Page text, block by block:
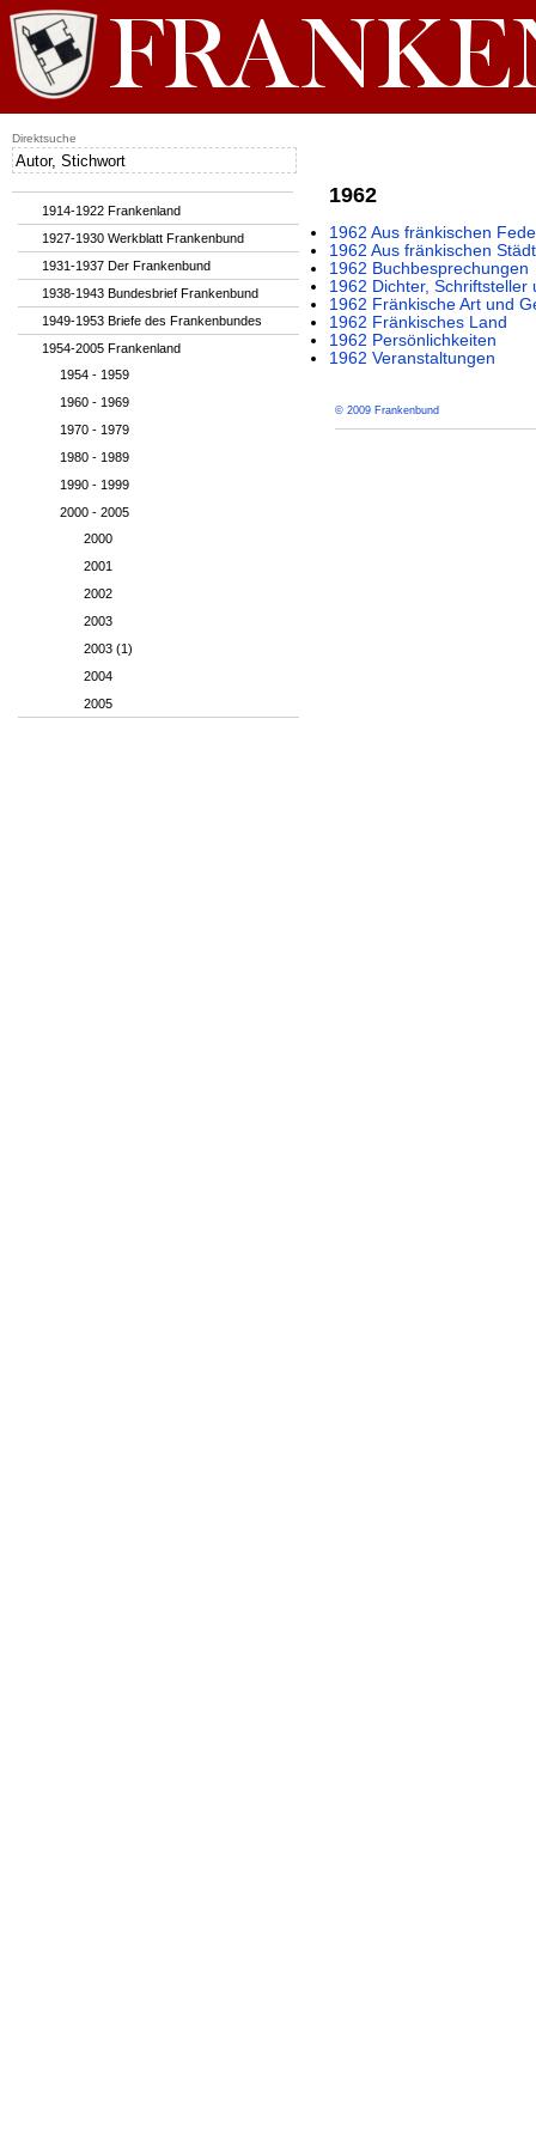
1962
1962 Aus fränkischen
1962 Aus fränkischen
1962 Buchbesprechungen
1962 Dichter, Schriftsteller
1962 Fränkische Art und
1962 Fränkisches Land
1962 Persönlichkeiten
1962 Veranstaltungen
© 2009 Frankenbund
1914-1922 Frankenland
1927-1930 Werkblatt Frankenbund
1931-1937 Der Frankenbund
1938-1943 Bundesbrief Frankenbund
1949-1953 Briefe des Frankenbundes
1954-2005 Frankenland
1954 - 1959
1960 - 1969
1970 - 1979
1980 - 1989
1990 - 1999
2000 - 2005
2000
2001
2002
2003
2003 (1)
2004
2005
Direktsuche